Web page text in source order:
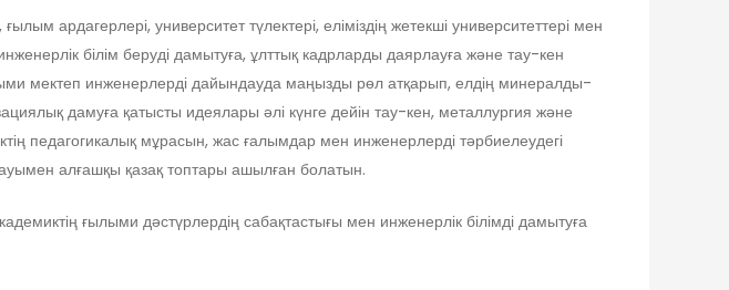
ардагерлері, университет түлектері, еліміздің жетекші университеттері мен
білім беруді дамытуға, ұлттық кадрларды даярлауға және тау-кен
мектеп инженерлерді дайындауда маңызды рөл атқарып, елдің минералды-
дамуға қатысты идеялары әлі күнге дейін тау-кен, металлургия және
педагогикалық мұрасын, жас ғалымдар мен инженерлерді тәрбиелеудегі
алғашқы қазақ топтары ашылған болатын.
ғылыми дәстүрлердің сабақтастығы мен инженерлік білімді дамытуға